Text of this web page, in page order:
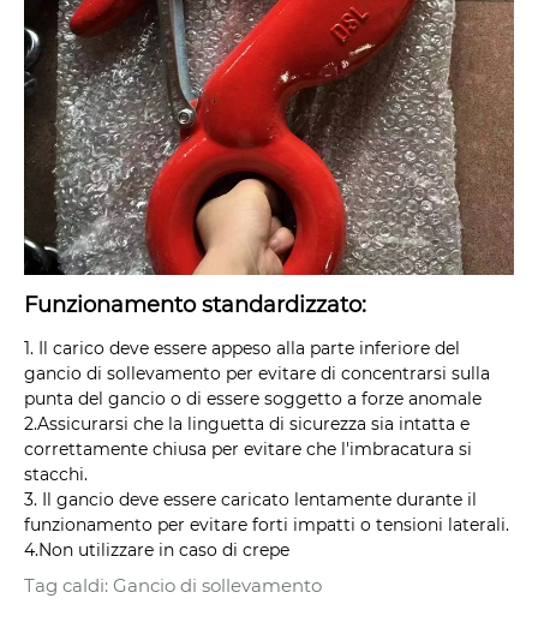
Funzionamento standardizzato:
1. Il carico deve essere appeso alla parte inferiore del
gancio di sollevamento per evitare di concentrarsi sulla
punta del gancio o di essere soggetto a forze anomale
2.Assicurarsi che la linguetta di sicurezza sia intatta e
correttamente chiusa per evitare che l'imbracatura si
stacchi.
3. Il gancio deve essere caricato lentamente durante il
funzionamento per evitare forti impatti o tensioni laterali.
4.Non utilizzare in caso di crepe
Tag caldi: Gancio di sollevamento